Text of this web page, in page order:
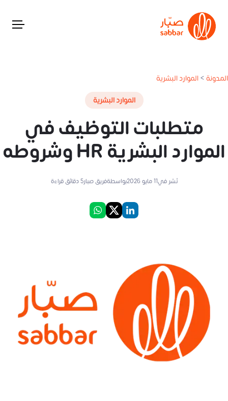
المدونة>الموارد البشرية
الموارد البشرية
متطلبات التوظيف في
الموارد البشرية HR وشروطه
نُشر في11 مايو 2026 بواسطةفريق صبار5دقائق قراءة